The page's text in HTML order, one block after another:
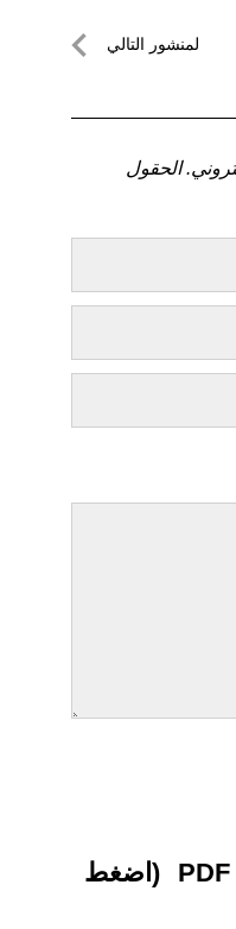
لمنشور التالي
الحقول
الاصدارات السابقة PDF (اضغط